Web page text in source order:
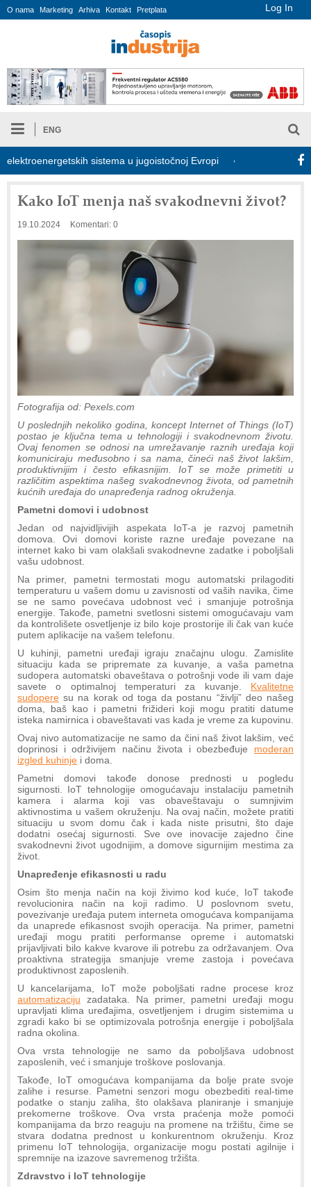
Log In
O nama Marketing Arhiva Kontakt Pretplata
ENG
sistema u jugoistočnoj Evropi COMBYPACK
Kako IoT menja naš svakodnevni život?
19.10.2024 Komentari: 0
Fotografija od: Pexels.com
U poslednjih nekoliko godina, koncept Internet of Things (IoT)
postao je ključna tema u tehnologiji i svakodnevnom životu.
Ovaj fenomen se odnosi na umrežavanje raznih uređaja koji
komuniciraju međusobno i sa nama, čineći naš život lakšim,
produktivnijim i često efikasnijim. IoT se može primetiti u
različitim aspektima našeg svakodnevnog života, od pametnih
kućnih uređaja do unapređenja radnog okruženja.
Pametni domovi i udobnost
Jedan od najvidljivijih aspekata IoT-a je razvoj pametnih
domova. Ovi domovi koriste razne uređaje povezane na
internet kako bi vam olakšali svakodnevne zadatke i poboljšali
vašu udobnost.
Na primer, pametni termostati mogu automatski prilagoditi
temperaturu u vašem domu u zavisnosti od vaših navika, čime
se ne samo povećava udobnost već i smanjuje potrošnja
energije. Takođe, pametni svetlosni sistemi omogućavaju vam
da kontrolišete osvetljenje iz bilo koje prostorije ili čak van kuće
putem aplikacije na vašem telefonu.
U kuhinji, pametni uređaji igraju značajnu ulogu. Zamislite
situaciju kada se pripremate za kuvanje, a vaša pametna
sudopera automatski obaveštava o potrošnji vode ili vam daje
savete o optimalnoj temperaturi za kuvanje. Kvalitetne
sudopere su na korak od toga da postanu “življi” deo našeg
doma, baš kao i pametni frižideri koji mogu pratiti datume
isteka namirnica i obaveštavati vas kada je vreme za kupovinu.
Ovaj nivo automatizacije ne samo da čini naš život lakšim, već
doprinosi i održivijem načinu života i obezbeđuje moderan
izgled kuhinje i doma.
Pametni domovi takođe donose prednosti u pogledu
sigurnosti. IoT tehnologije omogućavaju instalaciju pametnih
kamera i alarma koji vas obaveštavaju o sumnjivim
aktivnostima u vašem okruženju. Na ovaj način, možete pratiti
situaciju u svom domu čak i kada niste prisutni, što daje
dodatni osećaj sigurnosti. Sve ove inovacije zajedno čine
svakodnevni život ugodnijim, a domove sigurnijim mestima za
život.
Unapređenje efikasnosti u radu
Osim što menja način na koji živimo kod kuće, IoT takođe
revolucionira način na koji radimo. U poslovnom svetu,
povezivanje uređaja putem interneta omogućava kompanijama
da unaprede efikasnost svojih operacija. Na primer, pametni
uređaji mogu pratiti performanse opreme i automatski
prijavljivati bilo kakve kvarove ili potrebu za održavanjem. Ova
proaktivna strategija smanjuje vreme zastoja i povećava
produktivnost zaposlenih.
U kancelarijama, IoT može poboljšati radne procese kroz
automatizaciju zadataka. Na primer, pametni uređaji mogu
upravljati klima uređajima, osvetljenjem i drugim sistemima u
zgradi kako bi se optimizovala potrošnja energije i poboljšala
radna okolina.
Ova vrsta tehnologije ne samo da poboljšava udobnost
zaposlenih, već i smanjuje troškove poslovanja.
Takođe, IoT omogućava kompanijama da bolje prate svoje
zalihe i resurse. Pametni senzori mogu obezbediti real-time
podatke o stanju zaliha, što olakšava planiranje i smanjuje
prekomerne troškove. Ova vrsta praćenja može pomoći
kompanijama da brzo reaguju na promene na tržištu, čime se
stvara dodatna prednost u konkurentnom okruženju. Kroz
primenu IoT tehnologija, organizacije mogu postati agilnije i
spremnije na izazove savremenog tržišta.
Zdravstvo i IoT tehnologije